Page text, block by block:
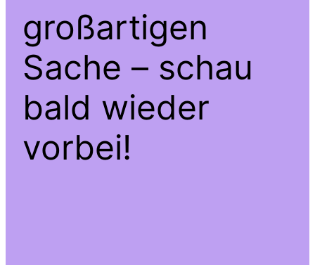
großartigen
Sache – schau
bald wieder
vorbei!